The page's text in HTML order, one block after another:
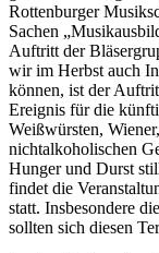
Rottenburger
Sachen
Auftritt der
wir im Herbst auch
können, ist der
Ereignis für die
Weißwürsten,
nichtalkoholischen
Hunger und Durst
findet die
statt. Insbesondere
sollten sich diesen